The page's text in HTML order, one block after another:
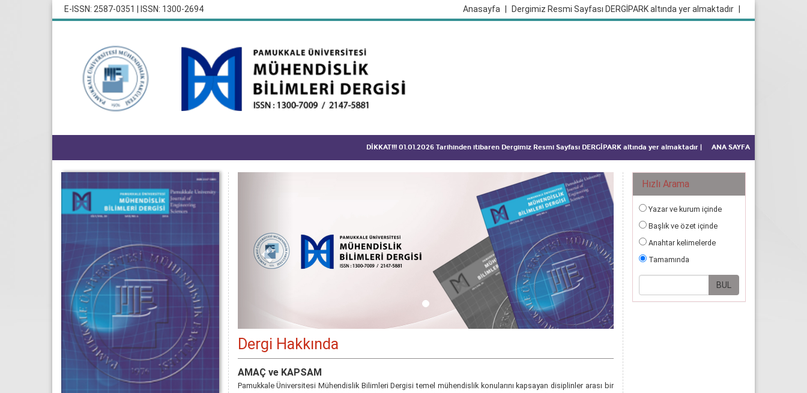
E-ISSN: 2587-0351 | ISSN: 1300-2694 Dergimiz Resmi Sayfası DERGİPARK altında yer almaktadır
Anasayfa
DİKKAT!!! 01.01.2026 Tarihinden itibaren Dergimiz Resmi Sayfası DERGİPARK altında yer almaktadır ANA SAYFA
Dergi Hakkında
AMAÇ ve KAPSAM
Pamukkale Üniversitesi Mühendislik Bilimleri Dergisi temel mühendislik konularını kapsayan disiplinler arası bir
Hızlı Arama
Yazar ve kurum içinde
Başlık ve özet içinde
Anahtar kelimelerde
Tamamında